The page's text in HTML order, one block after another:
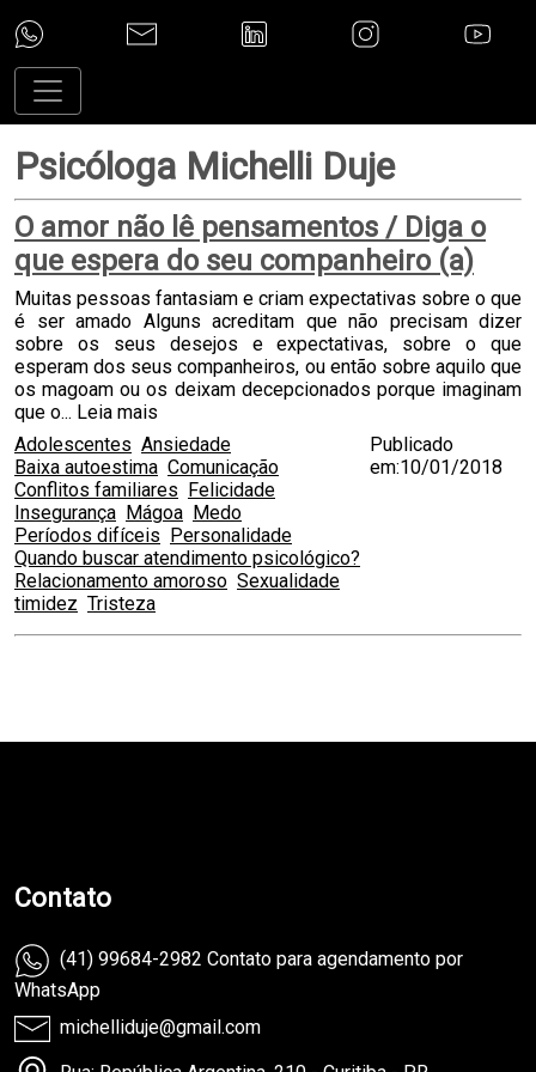
Psicóloga Michelli Duje
O amor não lê pensamentos / Diga o
que espera do seu companheiro (a)
Muitas pessoas fantasiam e criam expectativas sobre o que
é ser amado Alguns acreditam que não precisam dizer
sobre os seus desejos e expectativas, sobre o que
esperam dos seus companheiros, ou então sobre aquilo que
os magoam ou os deixam decepcionados porque imaginam
que o... Leia mais
Adolescentes Ansiedade
Baixa autoestima Comunicação
Conflitos familiares Felicidade
Insegurança Mágoa Medo
Períodos difíceis Personalidade
Quando buscar atendimento psicológico?
Relacionamento amoroso Sexualidade
timidez Tristeza
Publicado
em:10/01/2018
Contato
(41) 99684-2982 Contato para agendamento por
WhatsApp
michelliduje@gmail.com